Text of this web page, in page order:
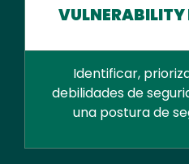
Identificar,
debilidades de
una postura de